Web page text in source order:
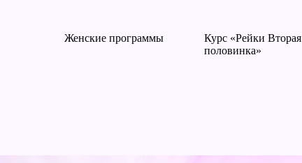
Женские программы
Курс «Рейки Вторая
половинка»